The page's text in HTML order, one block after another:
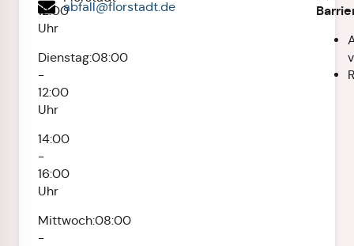
12:00
Uhr
Dienstag:08:00
-
12:00
Uhr
14:00
-
16:00
Uhr
Mittwoch:08:00
-
abfall@florstadt.de